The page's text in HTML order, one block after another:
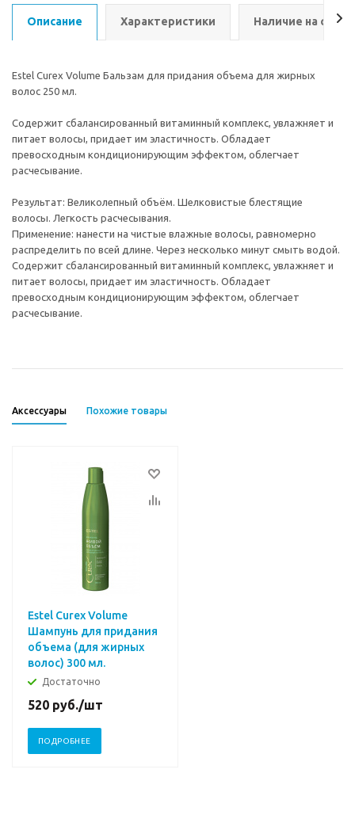
Описание Характеристики Наличие на
Estel Curex Volume Бальзам для придания объема для жирных
волос 250 мл.
Содержит сбалансированный витаминный комплекс, увлажняет и
питает волосы, придает им эластичность. Обладает
превосходным кондиционирующим эффектом, облегчает
расчесывание.
Результат: Великолепный объём. Шелковистые блестящие
волосы. Легкость расчесывания.
Применение: нанести на чистые влажные волосы, равномерно
распределить по всей длине. Через несколько минут смыть водой.
Содержит сбалансированный витаминный комплекс, увлажняет и
питает волосы, придает им эластичность. Обладает
превосходным кондиционирующим эффектом, облегчает
расчесывание.
Аксессуары Похожие товары
Estel Curex Volume
Шампунь для придания
объема (для жирных
волос) 300 мл.
Достаточно
520 руб./шт
ПОДРОБНЕЕ